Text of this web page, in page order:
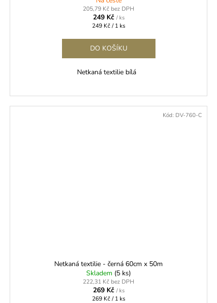
205,79 Kč bez DPH
249 Kč / ks
Měrná
249 Kč / 1 ks
DO KOŠÍKU
Netkaná textilie bílá
Netkaná textilie - černá 60cm x 50m
Skladem (5 ks)
222,31 Kč bez DPH
269 Kč / ks
Měrná
269 Kč / 1 ks
Kód: DV-760-C